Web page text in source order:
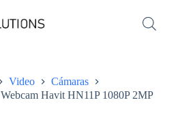
Video
Cámaras
Webcam Havit HN11P 1080P 2MP